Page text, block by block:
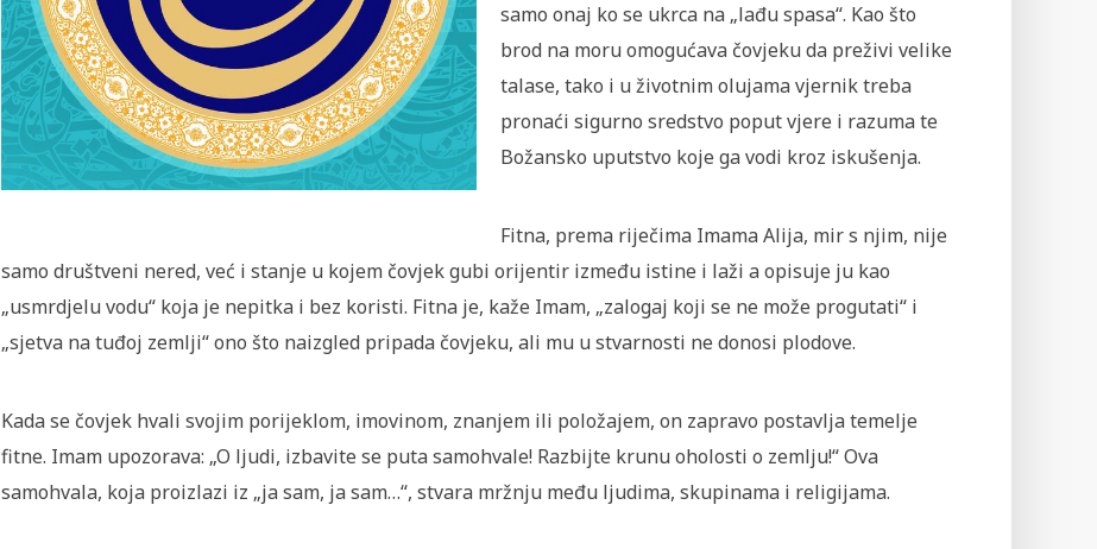
samo onaj ko se ukrca na „lađu spasa“. Kao što
brod na moru omogućava čovjeku da preživi velike
talase, tako i u životnim olujama vjernik treba
pronaći sigurno sredstvo poput vjere i razuma te
Božansko uputstvo koje ga vodi kroz iskušenja.
Fitna, prema riječima Imama Alija, mir s njim, nije
samo društveni nered, već i stanje u kojem čovjek gubi orijentir između istine i laži a opisuje ju kao
„usmrdjelu vodu“ koja je nepitka i bez koristi. Fitna je, kaže Imam, „zalogaj koji se ne može progutati“ i
„sjetva na tuđoj zemlji“ ono što naizgled pripada čovjeku, ali mu u stvarnosti ne donosi plodove.
Kada se čovjek hvali svojim porijeklom, imovinom, znanjem ili položajem, on zapravo postavlja temelje
fitne. Imam upozorava: „O ljudi, izbavite se puta samohvale! Razbijte krunu oholosti o zemlju!“ Ova
samohvala, koja proizlazi iz „ja sam, ja sam…“, stvara mržnju među ljudima, skupinama i religijama.